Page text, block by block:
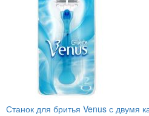
Станок для бритья Venus с двумя